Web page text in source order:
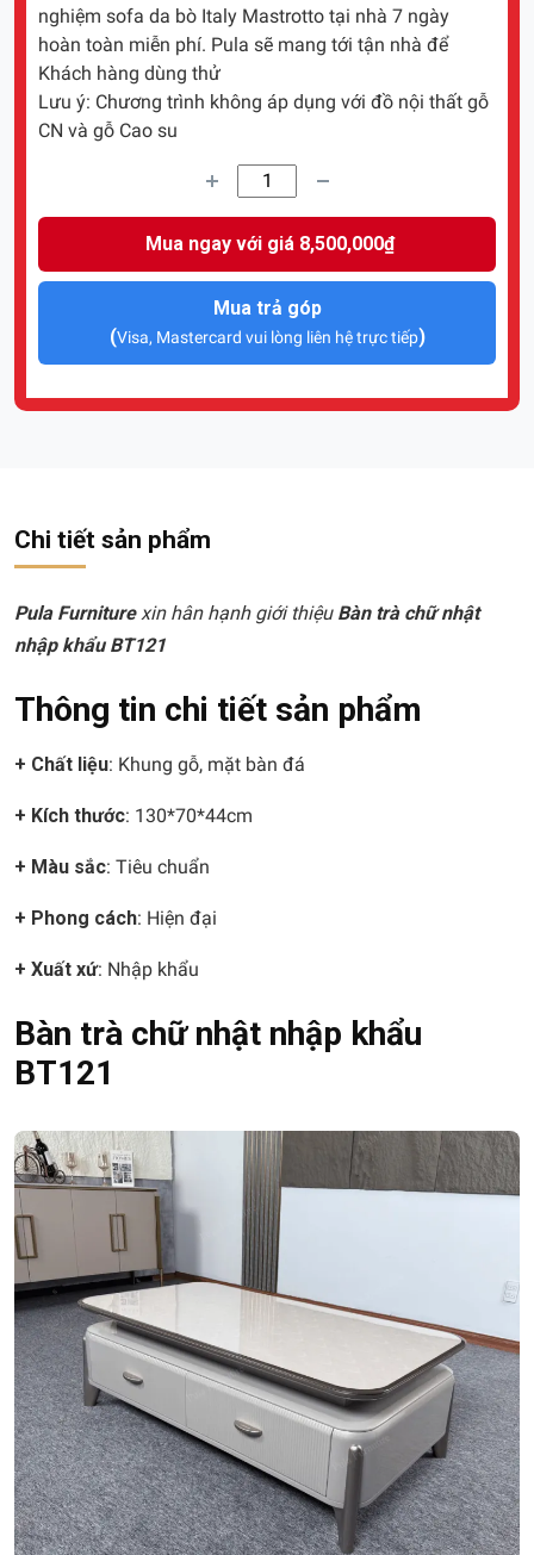
nghiệm sofa da bò Italy Mastrotto tại nhà 7 ngày
hoàn toàn miễn phí. Pula sẽ mang tới tận nhà để
Khách hàng dùng thử
Lưu ý: Chương trình không áp dụng với đồ nội thất gỗ
CN và gỗ Cao su
Mua ngay với giá 8,500,000₫
Mua trả góp
(Visa, Mastercard vui lòng liên hệ trực tiếp)
Chi tiết sản phẩm
Pula Furniturexin hân hạnh giới thiệu Bàn trà chữ nhật
nhập khẩu BT121
Thông tin chi tiết sản phẩm
+ Chất liệu: Khung gỗ, mặt bàn đá
+ Kích thước: 130*70*44cm
+ Màu sắc: Tiêu chuẩn
+ Phong cách: Hiện đại
+ Xuất xứ: Nhập khẩu
Bàn trà chữ nhật nhập khẩu
BT121